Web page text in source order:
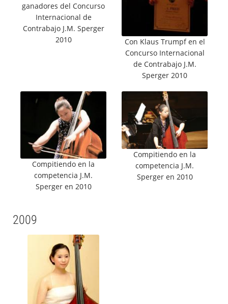
ganadores del Concurso
Internacional de
Contrabajo J.M. Sperger
2010
Con Klaus Trumpf en el
Concurso Internacional
de Contrabajo J.M.
Sperger 2010
Compitiendo en la
competencia J.M.
Sperger en 2010
Compitiendo en la
competencia J.M.
Sperger en 2010
2009